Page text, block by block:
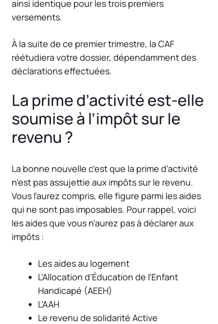
ainsi identique pour les trois premiers
versements.
À la suite de ce premier trimestre, la CAF
réétudiera votre dossier, dépendamment des
déclarations effectuées.
La prime d’activité est-elle
soumise à l’impôt sur le
revenu ?
La bonne nouvelle c’est que la prime d’activité
n’est pas assujettie aux impôts sur le revenu.
Vous l’aurez compris, elle figure parmi les aides
qui ne sont pas imposables. Pour rappel, voici
les aides que vous n’aurez pas à déclarer aux
impôts :
Les aides au logement
L’Allocation d’Éducation de l’Enfant
Handicapé (AEEH)
L’AAH
Le revenu de solidarité Active